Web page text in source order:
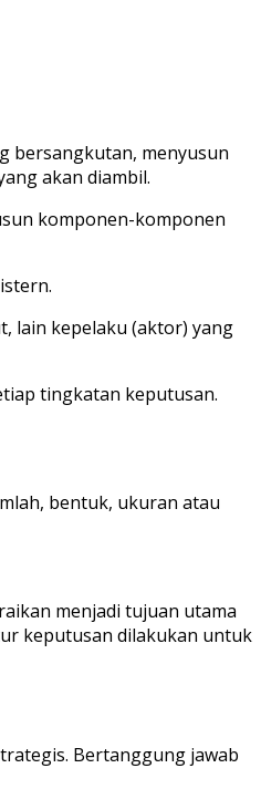
bersangkutan, menyusun
akan diambil.
komponen-komponen
lain kepelaku (aktor) yang
tingkatan keputusan.
bentuk, ukuran atau
menjadi tujuan utama
keputusan dilakukan untuk
Bertanggung jawab